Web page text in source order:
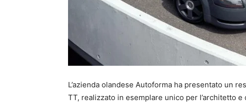
L’azienda olandese Autoforma ha presentato un
TT, realizzato in esemplare unico per l’architetto e